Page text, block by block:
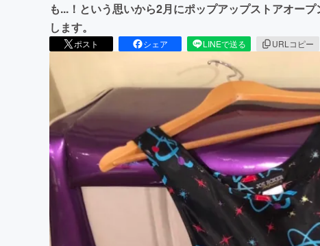
も...！という思いから2月にポップアップストアオー
します。
ポスト シェア LINEで送る URLコピー